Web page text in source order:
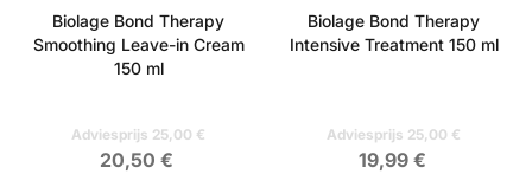
Biolage Bond Therapy
Smoothing Leave-in Cream
150 ml
Adviesprijs 25,00 €
20,50 €
Biolage Bond Therapy
Intensive Treatment 150 ml
Adviesprijs 25,00 €
19,99 €